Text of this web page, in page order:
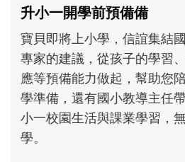
和孩子一起長大的那個
不同模樣
沒有人天生就擅長當爸爸！
次「前所未有」的體驗中，
大。從給予安全感的肢體
主、角色認同及解決問題的
正嘗試用不同的模樣，參與